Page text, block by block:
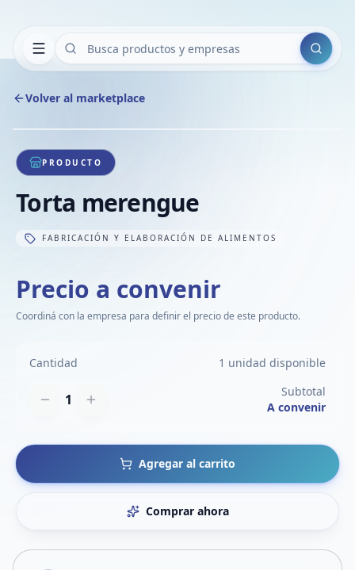
Buscar
Volver al marketplace
1/1
PRODUCTO
Torta merengue
FABRICACIÓN Y ELABORACIÓN DE ALIMENTOS
Precio a convenir
Coordiná con la empresa para definir el precio de este producto.
Cantidad 1 unidad disponible
1
Subtotal
A convenir
Agregar al carrito
Comprar ahora